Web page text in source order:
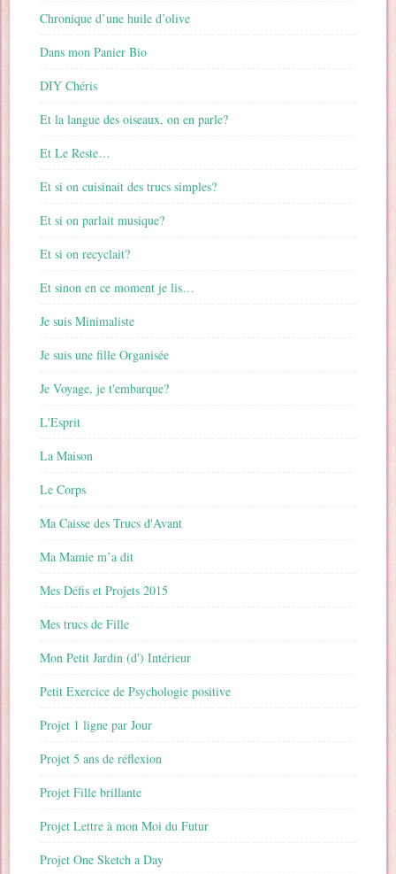
Chronique d’une huile d’olive
Dans mon Panier Bio
DIY Chéris
Et la langue des oiseaux, on en parle?
Et Le Reste…
Et si on cuisinait des trucs simples?
Et si on parlait musique?
Et si on recyclait?
Et sinon en ce moment je lis…
Je suis Minimaliste
Je suis une fille Organisée
Je Voyage, je t'embarque?
L'Esprit
La Maison
Le Corps
Ma Caisse des Trucs d'Avant
Ma Mamie m’a dit
Mes Défis et Projets 2015
Mes trucs de Fille
Mon Petit Jardin (d') Intérieur
Petit Exercice de Psychologie positive
Projet 1 ligne par Jour
Projet 5 ans de réflexion
Projet Fille brillante
Projet Lettre à mon Moi du Futur
Projet One Sketch a Day